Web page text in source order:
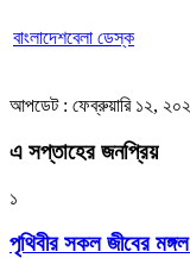
বাংলাদেশবেলা ডেস্ক
আপডেট : ফেব্রুয়ারি ১২,
এ সপ্তাহের জনপ্রিয়
১
পৃথিবীর সকল জীবের